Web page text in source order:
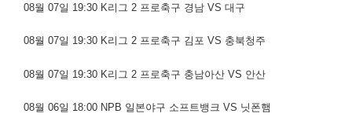
08월 07일 19:30 K리그 2 프로축구 경남 VS 대구
08월 07일 19:30 K리그 2 프로축구 김포 VS 충북청주
08월 07일 19:30 K리그 2 프로축구 충남아산 VS 안산
08월 06일 18:00 NPB 일본야구 소프트뱅크 VS 닛폰햄